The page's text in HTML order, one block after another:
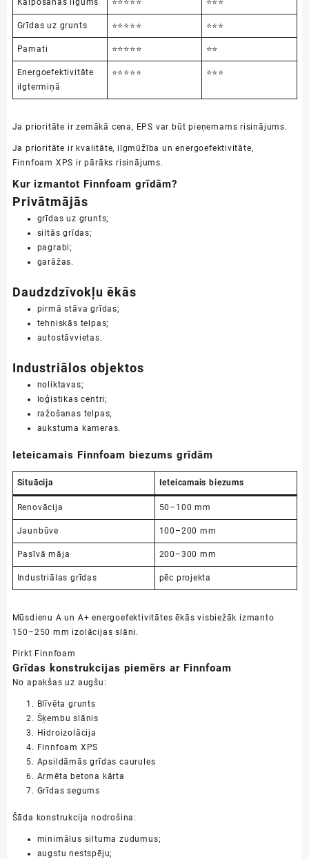
Kalpošanas ilgums ⭐⭐⭐⭐⭐ ⭐⭐⭐
Grīdas uz grunts ⭐⭐⭐⭐⭐ ⭐⭐⭐
Pamati ⭐⭐⭐⭐⭐ ⭐⭐
Energoefektivitāte
ilgtermiņā
⭐⭐⭐⭐⭐ ⭐⭐⭐
Ja prioritāte ir zemākā cena, EPS var būt pieņemams risinājums.
Ja prioritāte ir kvalitāte, ilgmūžība un energoefektivitāte,
Finnfoam XPS ir pārāks risinājums.
Kur izmantot Finnfoam grīdām?
Privātmājās
grīdas uz grunts;
siltās grīdas;
pagrabi;
garāžas.
Daudzdzīvokļu ēkās
pirmā stāva grīdas;
tehniskās telpas;
autostāvvietas.
Industriālos objektos
noliktavas;
loģistikas centri;
ražošanas telpas;
aukstuma kameras.
Ieteicamais Finnfoam biezums grīdām
Situācija Ieteicamais biezums
Renovācija 50–100 mm
Jaunbūve 100–200 mm
Pasīvā māja 200–300 mm
Industriālas grīdas pēc projekta
Mūsdienu A un A+ energoefektivitātes ēkās visbiežāk izmanto
150–250 mm izolācijas slāni.
Pirkt Finnfoam
Grīdas konstrukcijas piemērs ar Finnfoam
No apakšas uz augšu:
Blīvēta grunts
Šķembu slānis
Hidroizolācija
Finnfoam XPS
Apsildāmās grīdas caurules
Armēta betona kārta
Grīdas segums
Šāda konstrukcija nodrošina:
minimālus siltuma zudumus;
augstu nestspēju;